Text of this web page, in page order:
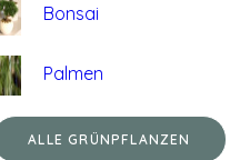
Bonsai
Palmen
ALLE GRÜNPFLANZEN